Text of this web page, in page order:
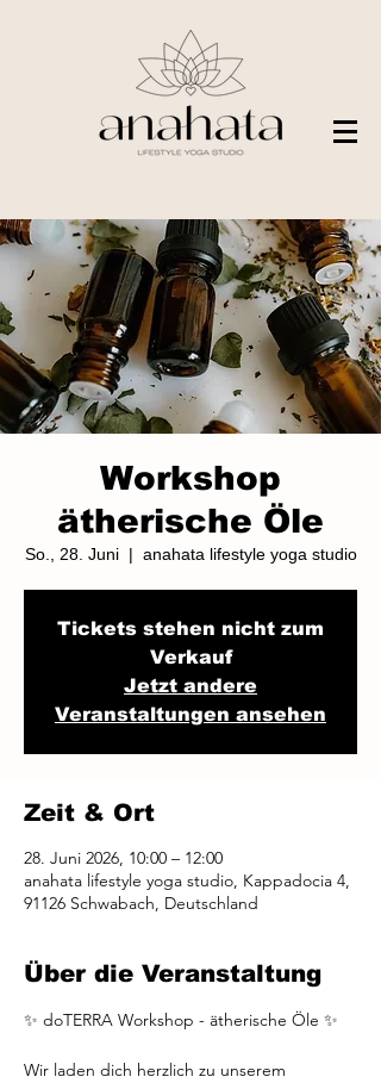
Workshop
ätherische Öle
So., 28. Juni
  |
anahata lifestyle yoga studio
Tickets stehen nicht zum
Verkauf
Jetzt andere
Veranstaltungen ansehen
Zeit & Ort
28. Juni 2026, 10:00 – 12:00
anahata lifestyle yoga studio, Kappadocia 4,
91126 Schwabach, Deutschland
Über die Veranstaltung
✨ doTERRA Workshop - ätherische Öle ✨
Wir laden dich herzlich zu unserem